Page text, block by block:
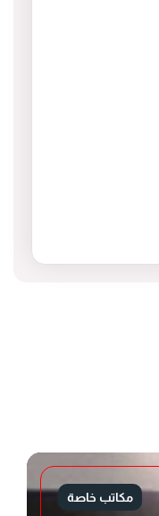
مكاتب خاصة